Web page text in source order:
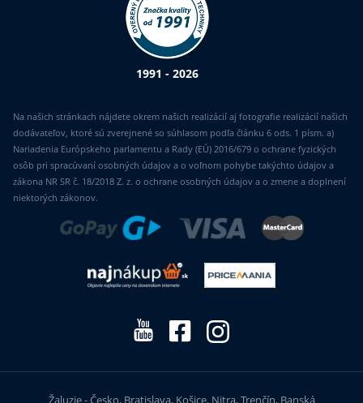
1991 - 2026
Na našich stránkach nájdete okrem našich realizácií aj fotografie realizácií našich
dodávateľov, ktoré sú zverejnené so súhlasom podľa článku 6 ods. 1 písm. a)
Nariadenia Európskeho parlamentu a Rady (EÚ) 2016/679 o ochrane fyzických
osôb pri spracúvaní osobných údajov a o voľnom pohybe takýchto údajov a
zákona NR SR č. 18/2018 Z. z. o ochrane osobných údajov a o zmene a doplnení
niektorých zákonov.
Žaluzie - Česko, Bratislava, Košice, Nitra, Trenčín, Banská